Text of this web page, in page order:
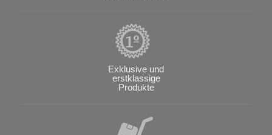
Exklusive und
erstklassige
Produkte